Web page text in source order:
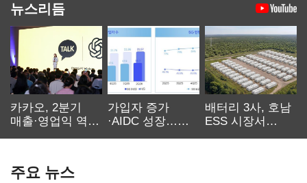
뉴스리듬
카카오, 2분기
매출·영업익 역대
가입자 증가
·AIDC 성장…
배터리 3사, 호남
ESS 시장서
주요 뉴스